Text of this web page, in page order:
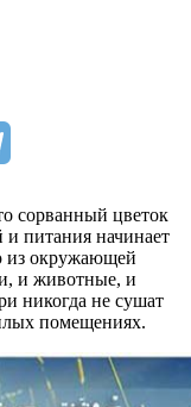
сорванный цветок
и питания начинает
из окружающей
и животные, и
никогда не сушат
помещениях.